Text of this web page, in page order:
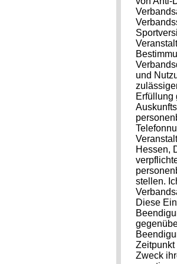
und
Erfüllung
Hessen,
stellen.
Diese
Zeitpunkt
Zweck